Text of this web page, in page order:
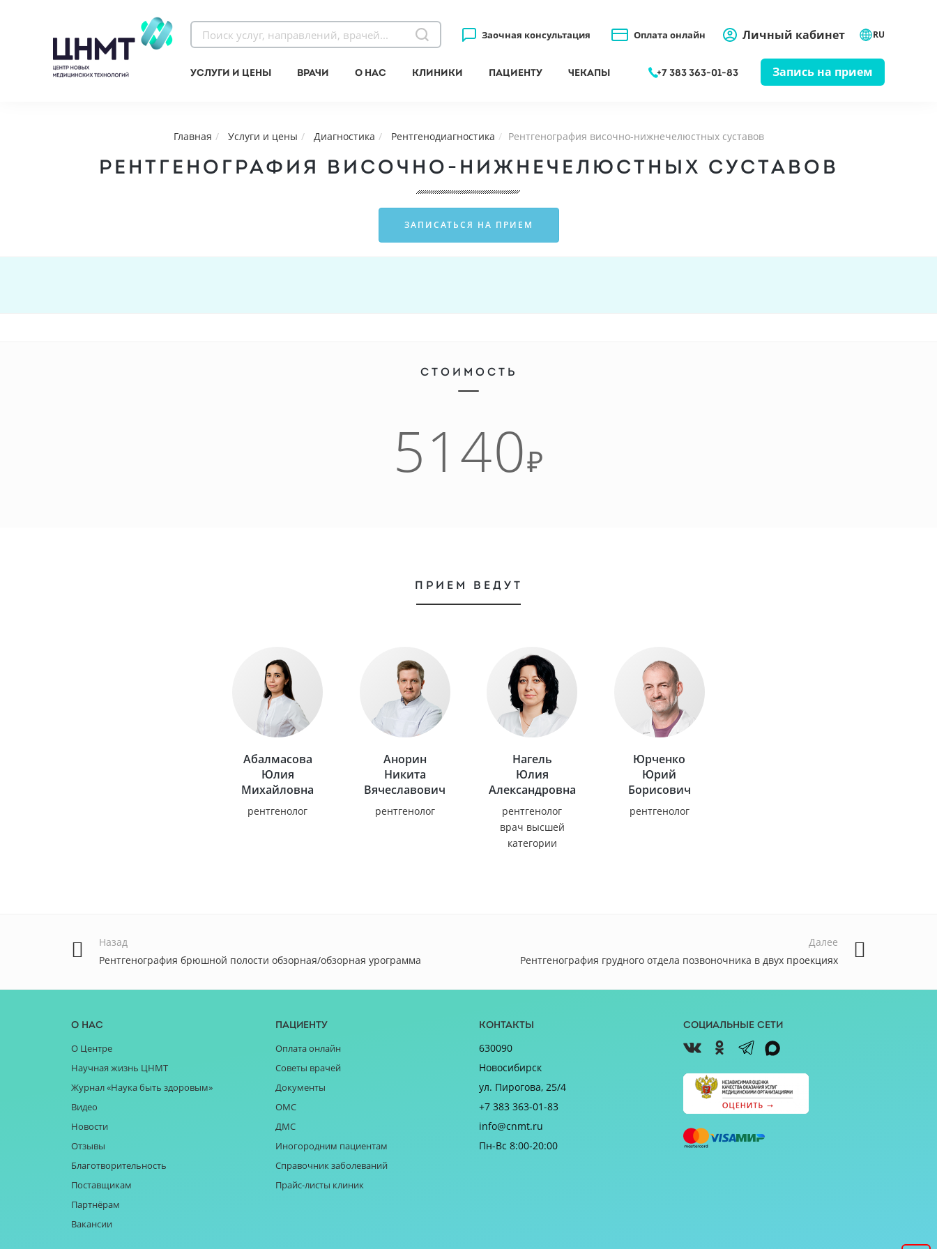
Заочная консультация Оплата онлайн Личный кабинет RU
Услуги и цены Врачи О нас Клиники Пациенту Чекапы +7 383 363-01-83 Запись на прием
Главная Услуги и цены Диагностика Рентгенодиагностика Рентгенография височно-нижнечелюстных суставов
РЕНТГЕНОГРАФИЯ ВИСОЧНО-НИЖНЕЧЕЛЮСТНЫХ СУСТАВОВ
ЗАПИСАТЬСЯ НА ПРИЕМ
СТОИМОСТЬ
5140₽
ПРИЕМ ВЕДУТ
Абалмасова
Юлия
Михайловна
рентгенолог
Анорин
Никита
Вячеславович
рентгенолог
Нагель
Юлия
Александровна
рентгенолог
врач высшей
категории
Юрченко
Юрий
Борисович
рентгенолог
Назад
Рентгенография брюшной полости обзорная/обзорная урограмма
Далее
Рентгенография грудного отдела позвоночника в двух проекциях
О нас
О Центре
Научная жизнь ЦНМТ
Журнал «Наука быть здоровым»
Видео
Новости
Отзывы
Благотворительность
Поставщикам
Партнёрам
Вакансии
Пациенту
Оплата онлайн
Советы врачей
Документы
ОМС
ДМС
Иногородним пациентам
Справочник заболеваний
Прайс-листы клиник
Контакты
630090
Новосибирск
ул. Пирогова, 25/4
+7 383 363-01-83
info@cnmt.ru
Пн-Вс 8:00-20:00
Социальные сети